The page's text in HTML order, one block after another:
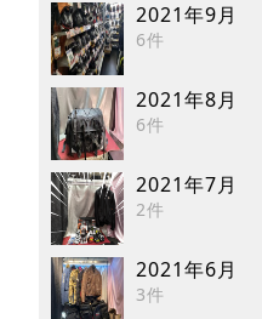
2021年9月
6件
2021年8月
6件
2021年7月
2件
2021年6月
3件